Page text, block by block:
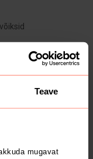
Teave
mugavat